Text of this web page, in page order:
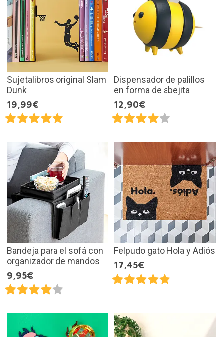
Sujetalibros original Slam
Dunk
19,99€
Dispensador de palillos
en forma de abejita
12,90€
Bandeja para el sofá con
organizador de mandos
9,95€
Felpudo gato Hola y Adiós
17,45€